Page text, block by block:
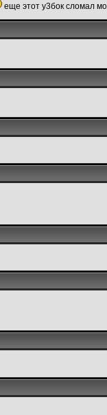
еще этот у3бок сломал